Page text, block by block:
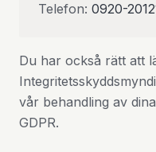
Telefon: 0920-
Du har också rätt att
vår behandling av
GDPR.